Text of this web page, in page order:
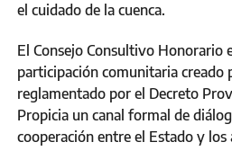
el cuidado de la cuenca.
El Consejo Consultivo Honorario
participación comunitaria creado
reglamentado por el Decreto
Propicia un canal formal de
cooperación entre el Estado y